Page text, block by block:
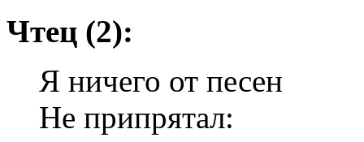
Чтец (2):
Я ничего от песен
Не припрятал: